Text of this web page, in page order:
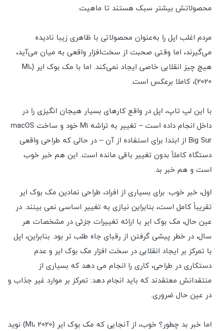
محصولاتش بیشتر سبک هستند تا ماهیت.
مردم اغلب اپل را به‌عنوان محصولاتی با ظاهری زیبا نادیده
می‌گیرند، اما وقتی صحبت از سخت‌افزار واقعی به میان می‌آید،
هیچ چیز انقلابی خاصی ایجاد نمی‌کند. اما با مک بوک ایر (M1،
2020)، کاملا برعکس است.
با این لپ تاپ، اپل در واقع کارهای بسیار هیجان انگیزی را در
داخل انجام داده است – تغییر به تراشه M1 خود و ساخت macOS
Big Sur از ابتدا برای استفاده از آن – در حالی که طراحی واقعی
دستگاه کاملاً بدون تغییر باقی مانده است. این هم خبر خوب
است و هم خبر بد.
اول، خبر خوب. برای بسیاری از افراد، طراحی نمادین مک بوک ایر
تقریباً کامل است، بنابراین نیازی به تغییر اساسی نمی بینند. در
عین حال، مک بوک ایر با ارائه تغییرات جزئی در مشخصات هر
سال، در خطر پیشی گرفتن از رقبای جاه طلب تر بود. بنابراین، اپل
با تمرکز بر ایجاد انقلابی در سخت افزار مک بوک ایر و عدم
دستکاری در طراحی، کاری را انجام می دهد که بسیاری از
منتقدانش معتقدند که باید انجام دهد: تمرکز بر موارد غیر جذاب و
در عین حال ضروری.
اما خبر بد چطور؟ خوب، از آنجایی که مک بوک ایر (M1، 2020) نوید